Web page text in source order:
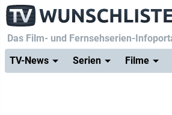
Das Film- und Fernsehserien-
TV-News
Serien Filme